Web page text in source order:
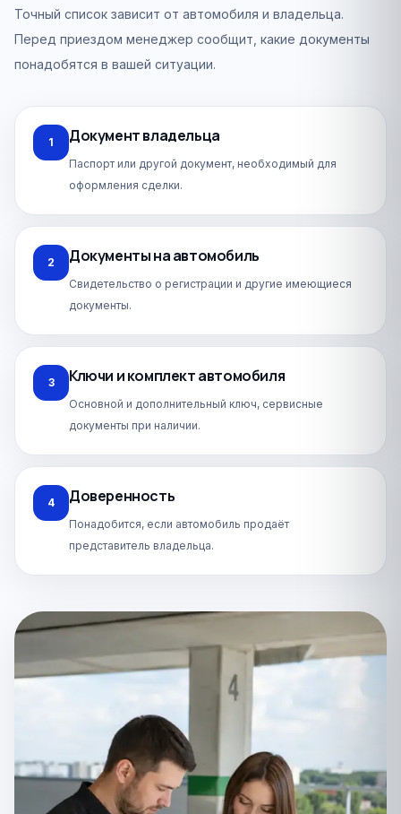
Точный список зависит от автомобиля и владельца.
Перед приездом менеджер сообщит, какие документы
понадобятся в вашей ситуации.
1 Документ владельца
Паспорт или другой документ, необходимый для
оформления сделки.
2 Документы на автомобиль
Свидетельство о регистрации и другие имеющиеся
документы.
3 Ключи и комплект автомобиля
Основной и дополнительный ключ, сервисные
документы при наличии.
4 Доверенность
Понадобится, если автомобиль продаёт
представитель владельца.